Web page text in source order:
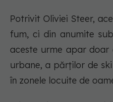
Potrivit Oliviei Steer,
fum, ci din anumite
aceste urme apar
urbane, a părților de
în zonele locuite de